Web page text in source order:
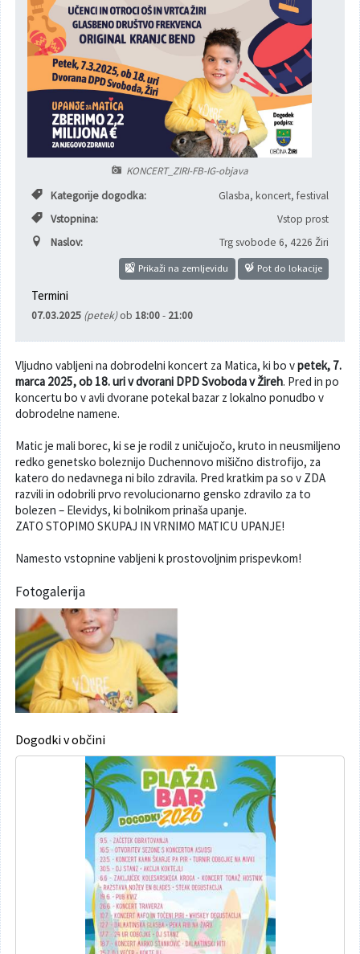
KONCERT_ZIRI-FB-IG-objava
Kategorije dogodka:
Glasba, koncert, festival
Vstopnina:
Vstop prost
Naslov:
Trg svobode 6, 4226 Žiri
Prikaži na zemljevidu Pot do lokacije
Termini
07.03.2025 (petek)ob 18:00- 21:00
Vljudno vabljeni na dobrodelni koncert za Matica, ki bo vpetek, 7.
marca 2025, ob 18. uri v dvorani DPD Svoboda v Žireh. Pred in po
koncertu bo v avli dvorane potekal bazar z lokalno ponudbo v
dobrodelne namene.
Matic je mali borec, ki se je rodil z uničujočo, kruto in neusmiljeno
redko genetsko boleznijo Duchennovo mišično distrofijo, za
katero do nedavnega ni bilo zdravila. Pred kratkim pa so v ZDA
razvili in odobrili prvo revolucionarno gensko zdravilo za to
bolezen – Elevidys, ki bolnikom prinaša upanje.
ZATO STOPIMO SKUPAJ IN VRNIMO MATICU UPANJE!
Namesto vstopnine vabljeni k prostovoljnim prispevkom!
Fotogalerija
Dogodki v občini
Poslanska pisarna
Občinski časopis
Strateški dokumenti
Občinski prazniki in nagrade
Lokalne volitve
Šport
Planinstvo in igrišča
Varnost občanov
Gospodarstvo
Širokopasovno omrežje
Invazivke
Videonadzor
Varuhov kotiček
Občinska stanovanja
Pogoji za gradnjo